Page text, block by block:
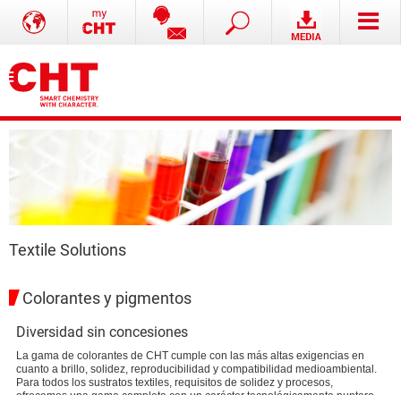
Textile Solutions
Colorantes y pigmentos
Diversidad sin concesiones
La gama de colorantes de CHT cumple con las más altas exigencias en
cuanto a brillo, solidez, reproducibilidad y compatibilidad medioambiental.
Para todos los sustratos textiles, requisitos de solidez y procesos,